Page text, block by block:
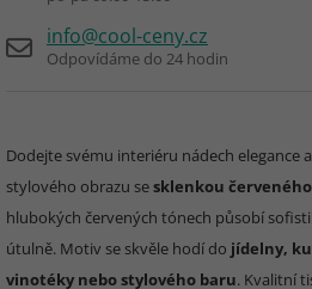
info@cool-ceny.cz
Odpovídáme do 24 hodin
Dodejte svému interiéru nádech elegance
stylového obrazu sesklenkou
hlubokých červených tónech působí
útulně. Motiv se skvěle hodí do jídelny,
vinotéky nebo stylového baru. Kvalitní